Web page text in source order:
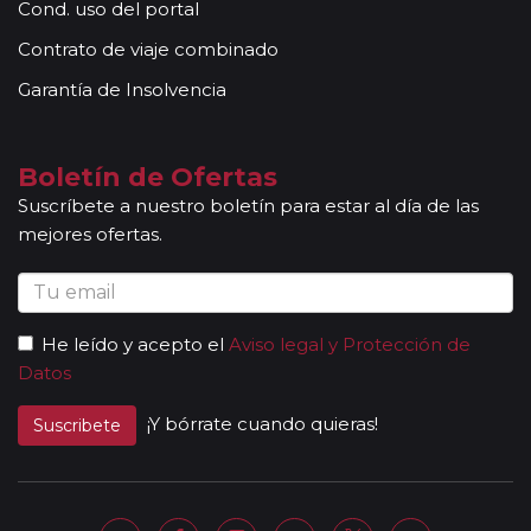
conocimientos y buena disposición para atender al
grupo. Adicionalmente, en las ciudades principales y
cultura de los lugares visitados. En ocasiones, los
grupos son bilingües (normalmente español y
portugués), en estos casos nuestros guías
acompañantes podrán dar las explicaciones en dos
idiomas diferentes. Según circuito, le atenderá en su
viaje un único guía-acompañante o bien cambiará de
acompañantes siempre estarán presentes en los
paseos incluidos, pero poseen múltiples funciones y
deben dedicación a la totalidad del grupo y no a una
persona en particular. En los momentos en que no
de coordinación, bien para otros grupos diferentes y
Cond. uso del portal
Contrato de viaje combinado
Garantía de Insolvencia
Boletín de Ofertas
Suscríbete a nuestro boletín para estar al día de las
mejores ofertas.
He leído y acepto el Aviso legal y Protección de
Datos
Suscribete ¡Y bórrate cuando quieras!